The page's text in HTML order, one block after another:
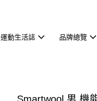
運動生活誌 品牌總覽